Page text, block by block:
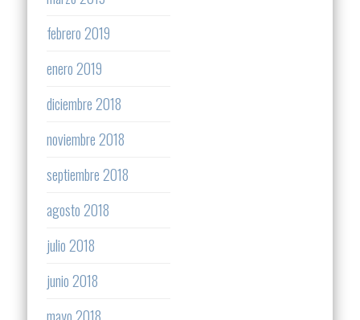
febrero 2019
enero 2019
diciembre 2018
noviembre 2018
septiembre 2018
agosto 2018
julio 2018
junio 2018